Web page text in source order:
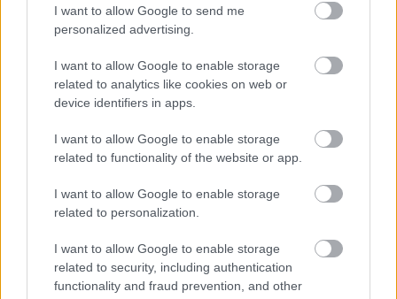
I want to allow Google to send me
personalized advertising.
I want to allow Google to enable storage
related to analytics like cookies on web or
device identifiers in apps.
I want to allow Google to enable storage
related to functionality of the website or app.
I want to allow Google to enable storage
related to personalization.
I want to allow Google to enable storage
related to security, including authentication
functionality and fraud prevention, and other
16 éve
a mai klipek ordítanak értük.
this is gonna be cool, uh huhuh uh huhuhuh
16 éve
Azelső rész után kiperelik a gatyájából Judge-ot,
amit le fog tolni pl. Justin Bieberre...
amúgy hajrá, suta rockerek, uuhuuhuuhh, uhh,